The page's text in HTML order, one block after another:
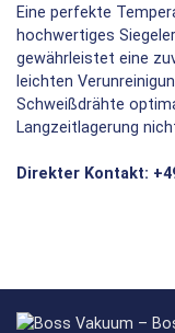
Eine perfekte
hochwertiges
gewährleistet eine
leichten
Schweißdrähte
Langzeitlagerung
Direkter Kontakt: